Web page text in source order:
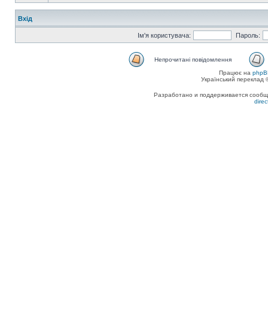
Вхід
Ім'я користувача: Пароль:
Непрочитані повідомлення
Працює на
Український
Разработано и поддерживается